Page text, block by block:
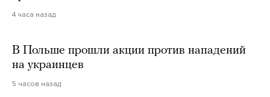
4 часа назад
В Польше прошли акции против нападений
на украинцев
5 часов назад